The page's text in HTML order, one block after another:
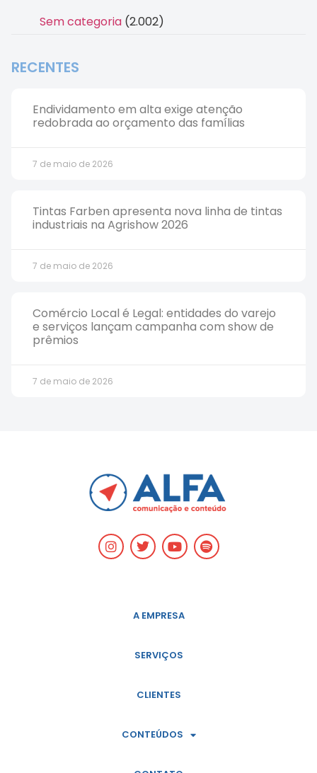
Sem categoria (2.002)
RECENTES
Endividamento em alta exige atenção
redobrada ao orçamento das famílias
7 de maio de 2026
Tintas Farben apresenta nova linha de tintas
industriais na Agrishow 2026
7 de maio de 2026
Comércio Local é Legal: entidades do varejo
e serviços lançam campanha com show de
prêmios
7 de maio de 2026
A EMPRESA
SERVIÇOS
CLIENTES
CONTEÚDOS